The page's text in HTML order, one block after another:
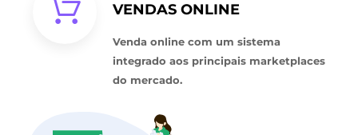
VENDAS ONLINE
Venda online com um sistema
integrado aos principais marketplaces
do mercado.